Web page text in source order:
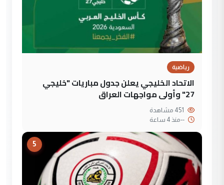
رياضية
الاتحاد الخليجي يعلن جدول مباريات "خليجي
27" وأولى مواجهات العراق
--منذ 4 ساعة
5